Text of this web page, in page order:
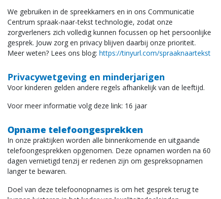
We gebruiken in de spreekkamers en in ons Communicatie
Centrum spraak-naar-tekst technologie, zodat onze
zorgverleners zich volledig kunnen focussen op het persoonlijke
gesprek. Jouw zorg en privacy blijven daarbij onze prioriteit.
Meer weten? Lees ons blog: https://tinyurl.com/spraaknaartekst
Privacywetgeving en minderjarigen
Voor kinderen gelden andere regels afhankelijk van de leeftijd.
Voor meer informatie volg deze link: 16 jaar
Opname telefoongesprekken
In onze praktijken worden alle binnenkomende en uitgaande
telefoongesprekken opgenomen. Deze opnamen worden na 60
dagen vernietigd tenzij er redenen zijn om gespreksopnamen
langer te bewaren.
Doel van deze telefoonopnames is om het gesprek terug te